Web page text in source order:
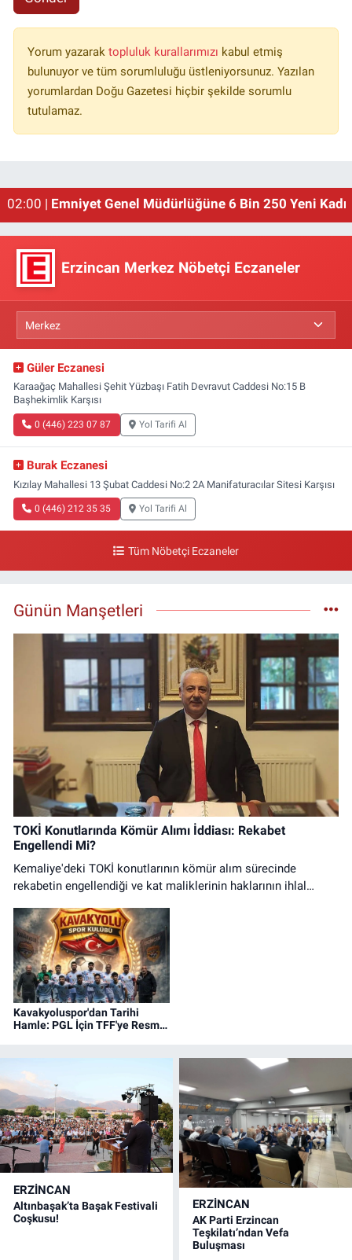
Yorum yazarak topluluk kurallarımızı kabul etmiş
bulunuyor ve tüm sorumluluğu üstleniyorsunuz. Yazılan
yorumlardan Doğu Gazetesi hiçbir şekilde sorumlu
tutulamaz.
02:00 | Emniyet Genel Müdürlüğüne 6 Bin 250 Yeni
Erzincan Merkez Nöbetçi Eczaneler
Güler Eczanesi
Karaağaç Mahallesi Şehit Yüzbaşı Fatih Devravut Caddesi No:15 B
Başhekimlik Karşısı
0 (446) 223 07 87 Yol Tarifi Al
Burak Eczanesi
Kızılay Mahallesi 13 Şubat Caddesi No:2 2A Manifaturacılar Sitesi Karşısı
0 (446) 212 35 35 Yol Tarifi Al
Tüm Nöbetçi Eczaneler
Günün Manşetleri
TOKİ Konutlarında Kömür Alımı İddiası: Rekabet
Engellendi Mi?
Kemaliye'deki TOKİ konutlarının kömür alım sürecinde
rekabetin engellendiği ve kat maliklerinin haklarının ihlal
Kavakyoluspor'dan Tarihi
Hamle: PGL İçin TFF'ye Resmi
ERZINCAN
Altınbaşak’ta Başak Festivali
Coşkusu!
ERZINCAN
AK Parti Erzincan
Teşkilatı’ndan Vefa
Buluşması